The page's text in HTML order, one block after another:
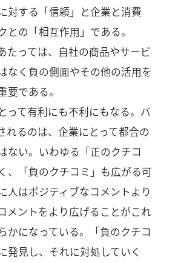
対する「信頼」と企業と消費
との「相互作用」である。
たっては、自社の商品やサービ
なく負の側面やその他の活用を
要である。
って有利にも不利にもなる。バ
れるのは、企業にとって都合の
ない。いわゆる「正のクチコ
、「負のクチコミ」も広がる可
人はポジティブなコメントより
メントをより広げることがこれ
かになっている。「負のクチコ
発見し、それに対処していく